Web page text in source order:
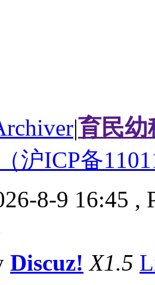
|育民幼
（沪ICP备
8-9 16:45 ,
Discuz! X1.5